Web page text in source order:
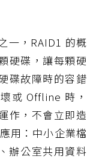
一，RAID1 的概
硬碟，讓每顆硬
碟故障時的容錯
或 Offline 時，
作，不會立即造
用：中小企業檔
辦公室共用資料